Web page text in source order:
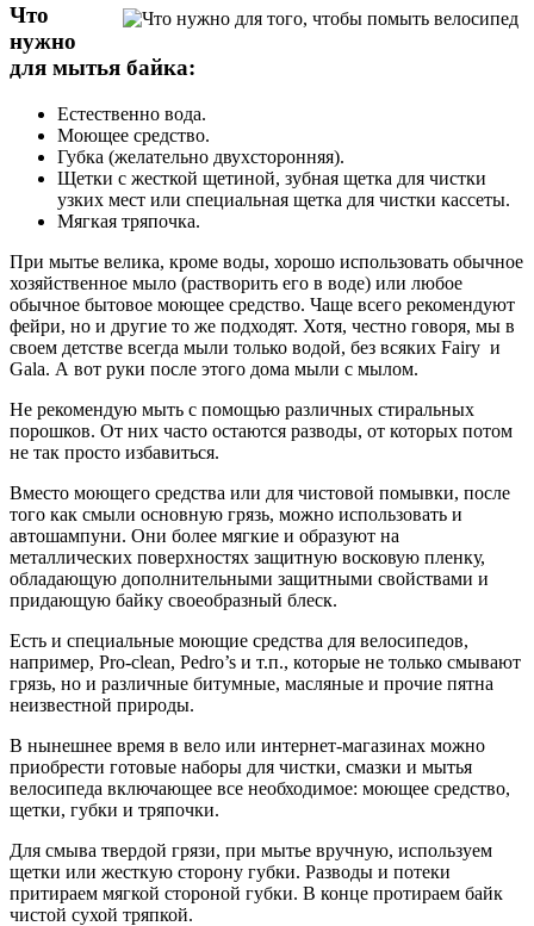
Что
нужно
для мытья байка:
Естественно вода.
Моющее средство.
Губка (желательно двухсторонняя).
Щетки с жесткой щетиной, зубная щетка для чистки
узких мест или специальная щетка для чистки кассеты.
Мягкая тряпочка.
При мытье велика, кроме воды, хорошо использовать обычное
хозяйственное мыло (растворить его в воде) или любое
обычное бытовое моющее средство. Чаще всего рекомендуют
фейри, но и другие то же подходят. Хотя, честно говоря, мы в
своем детстве всегда мыли только водой, без всяких Fairy и
Gala. А вот руки после этого дома мыли с мылом.
Не рекомендую мыть с помощью различных стиральных
порошков. От них часто остаются разводы, от которых потом
не так просто избавиться.
Вместо моющего средства или для чистовой помывки, после
того как смыли основную грязь, можно использовать и
автошампуни. Они более мягкие и образуют на
металлических поверхностях защитную восковую пленку,
обладающую дополнительными защитными свойствами и
придающую байку своеобразный блеск.
Есть и специальные моющие средства для велосипедов,
например, Pro-clean, Pedro’s и т.п., которые не только смывают
грязь, но и различные битумные, масляные и прочие пятна
неизвестной природы.
В нынешнее время в вело или интернет-магазинах можно
приобрести готовые наборы для чистки, смазки и мытья
велосипеда включающее все необходимое: моющее средство,
щетки, губки и тряпочки.
Для смыва твердой грязи, при мытье вручную, используем
щетки или жесткую сторону губки. Разводы и потеки
притираем мягкой стороной губки. В конце протираем байк
чистой сухой тряпкой.